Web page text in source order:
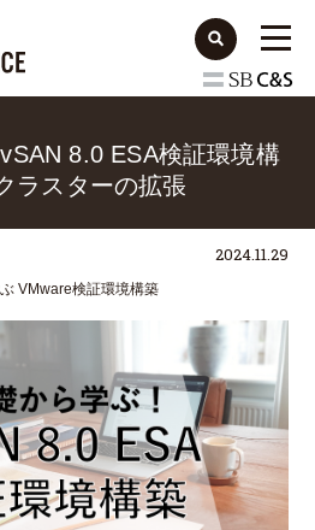
8.0 ESA検証環境構
ラスターの拡張
VMware検証環境構築
2024.11.29